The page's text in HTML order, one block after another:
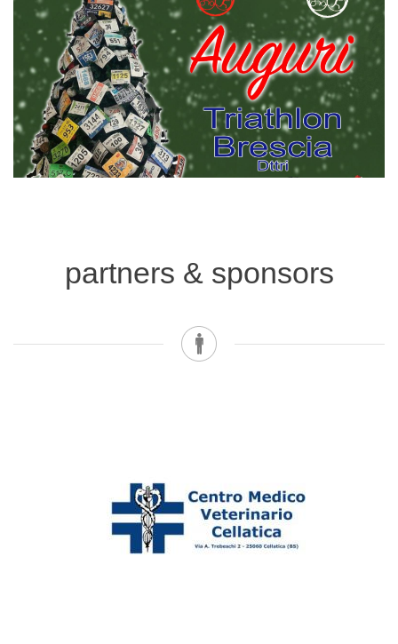
partners & sponsors